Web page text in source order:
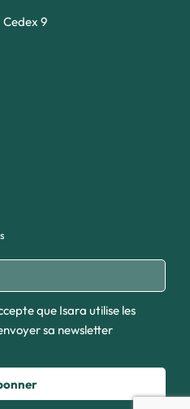
Cedex 9
que Isara utilise les
sa newsletter